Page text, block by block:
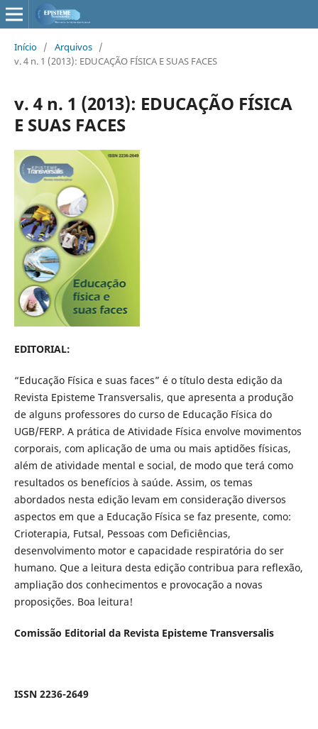
Início / Arquivos /
v. 4 n. 1 (2013): EDUCAÇÃO FÍSICA E SUAS FACES
v. 4 n. 1 (2013): EDUCAÇÃO FÍSICA
E SUAS FACES
EDITORIAL:
“Educação Física e suas faces” é o título desta edição da
Revista Episteme Transversalis, que apresenta a produção
de alguns professores do curso de Educação Física do
UGB/FERP. A prática de Atividade Física envolve movimentos
corporais, com aplicação de uma ou mais aptidões físicas,
além de atividade mental e social, de modo que terá como
resultados os benefícios à saúde. Assim, os temas
abordados nesta edição levam em consideração diversos
aspectos em que a Educação Física se faz presente, como:
Crioterapia, Futsal, Pessoas com Deficiências,
desenvolvimento motor e capacidade respiratória do ser
humano. Que a leitura desta edição contribua para reflexão,
ampliação dos conhecimentos e provocação a novas
proposições. Boa leitura!
Comissão Editorial da Revista Episteme Transversalis
ISSN 2236-2649